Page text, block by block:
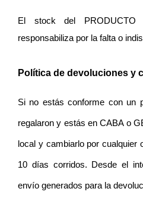
El stock del PRODUCTO
responsabiliza por la falta o
Política de devoluciones y
Si no estás conforme con un
regalaron y estás en CABA o
local y cambiarlo por cualquier
10 días corridos. Desde el
envío generados para la